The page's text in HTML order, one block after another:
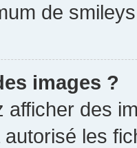
de
images ?
afficher des
autorisé les